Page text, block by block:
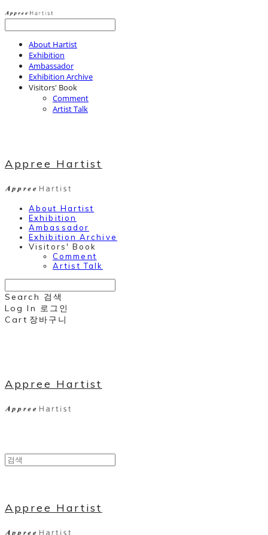
About Hartist
Exhibition
Ambassador
Exhibition Archive
Visitors' Book
Comment
Artist Talk
Appree Hartist
About Hartist
Exhibition
Ambassador
Exhibition Archive
Visitors' Book
Comment
Artist Talk
Search 검색
Log In 로그인
Cart 장바구니
Appree Hartist
Appree Hartist